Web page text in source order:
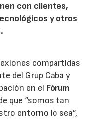
con clientes,
y otros
compartidas
del Grup Caba y
en el Fórum
que “somos tan
entorno lo sea”,